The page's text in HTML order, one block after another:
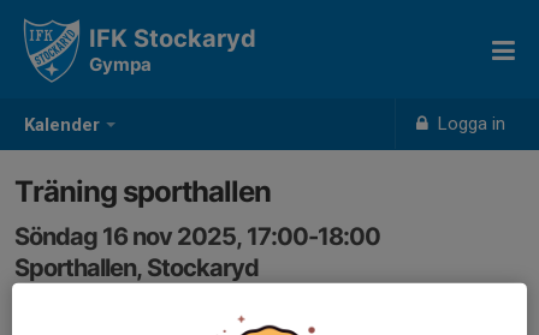
Kalender Logga in
IFK Stockaryd
Gympa
Träning sporthallen
Söndag 16 nov 2025, 17:00-18:00
Sporthallen, Stockaryd